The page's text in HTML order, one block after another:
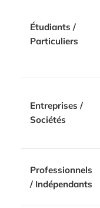
Étudiants /
Particuliers
Entreprises /
Sociétés
Professionnels
/ Indépendants